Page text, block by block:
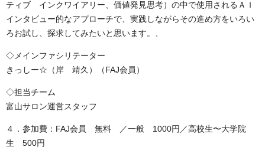
ティブ インクワイアリー、価値発見思考）の中で使用されるＡＩ
インタビュー的なアプローチで、実践しながらその進め方をいろい
ろお試し、探求してみたいと思います。、
◇メインファシリテーター
きっしー☆（岸 靖久）（FAJ会員）
◇担当チーム
富山サロン運営スタッフ
４．参加費：FAJ会員 無料 ／一般 1000円／高校生〜大学院
生 500円